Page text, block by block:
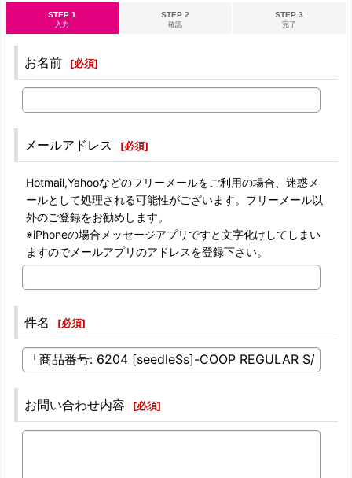
STEP 1
入力
STEP 2
確認
STEP 3
完了
お名前 [必須]
メールアドレス [必須]
Hotmail,Yahooなどのフリーメールをご利用の場合、迷惑メ
ールとして処理される可能性がございます。フリーメール以
外のご登録をお勧めします。
※iPhoneの場合メッセージアプリですと文字化けしてしまい
ますのでメールアプリのアドレスを登録下さい。
件名 [必須]
お問い合わせ内容 [必須]